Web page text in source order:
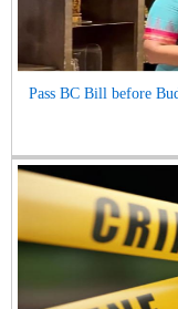
Pass BC Bill before